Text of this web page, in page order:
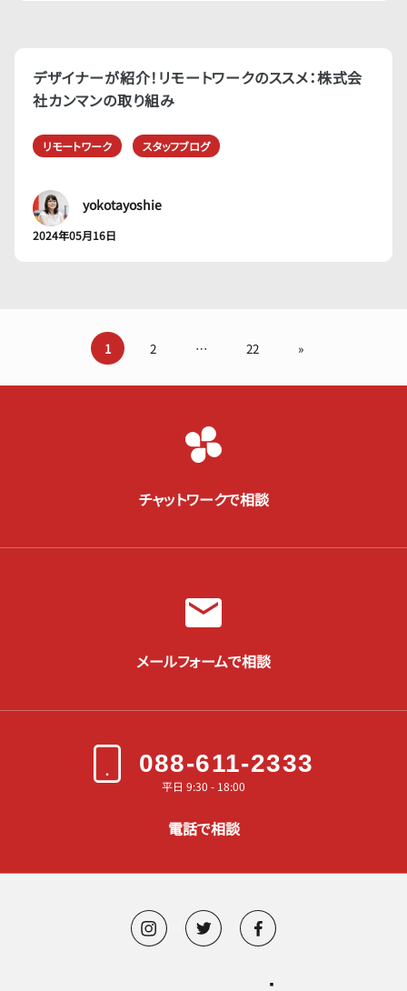
デザイナーが紹介！リモートワークのススメ：株式会
社カンマンの取り組み
リモートワーク スタッフブログ
yokotayoshie
2024年05月16日
1 2 … 22 »
チャットワークで相談
メールフォームで相談
088-611-2333
平日 9:30 - 18:00
電話で相談